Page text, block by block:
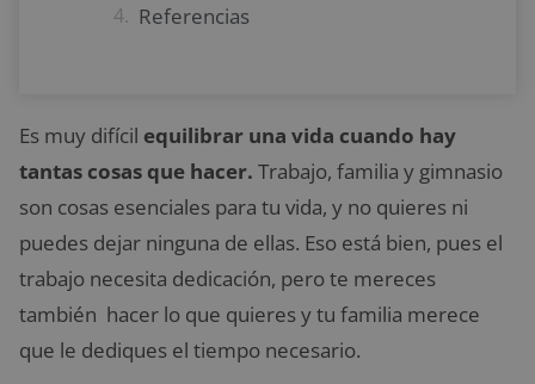
Referencias
Es muy difícil equilibrar una vida cuando hay
tantas cosas que hacer. Trabajo, familia y gimnasio
son cosas esenciales para tu vida, y no quieres ni
puedes dejar ninguna de ellas. Eso está bien, pues el
trabajo necesita dedicación, pero te mereces
también hacer lo que quieres y tu familia merece
que le dediques el tiempo necesario.